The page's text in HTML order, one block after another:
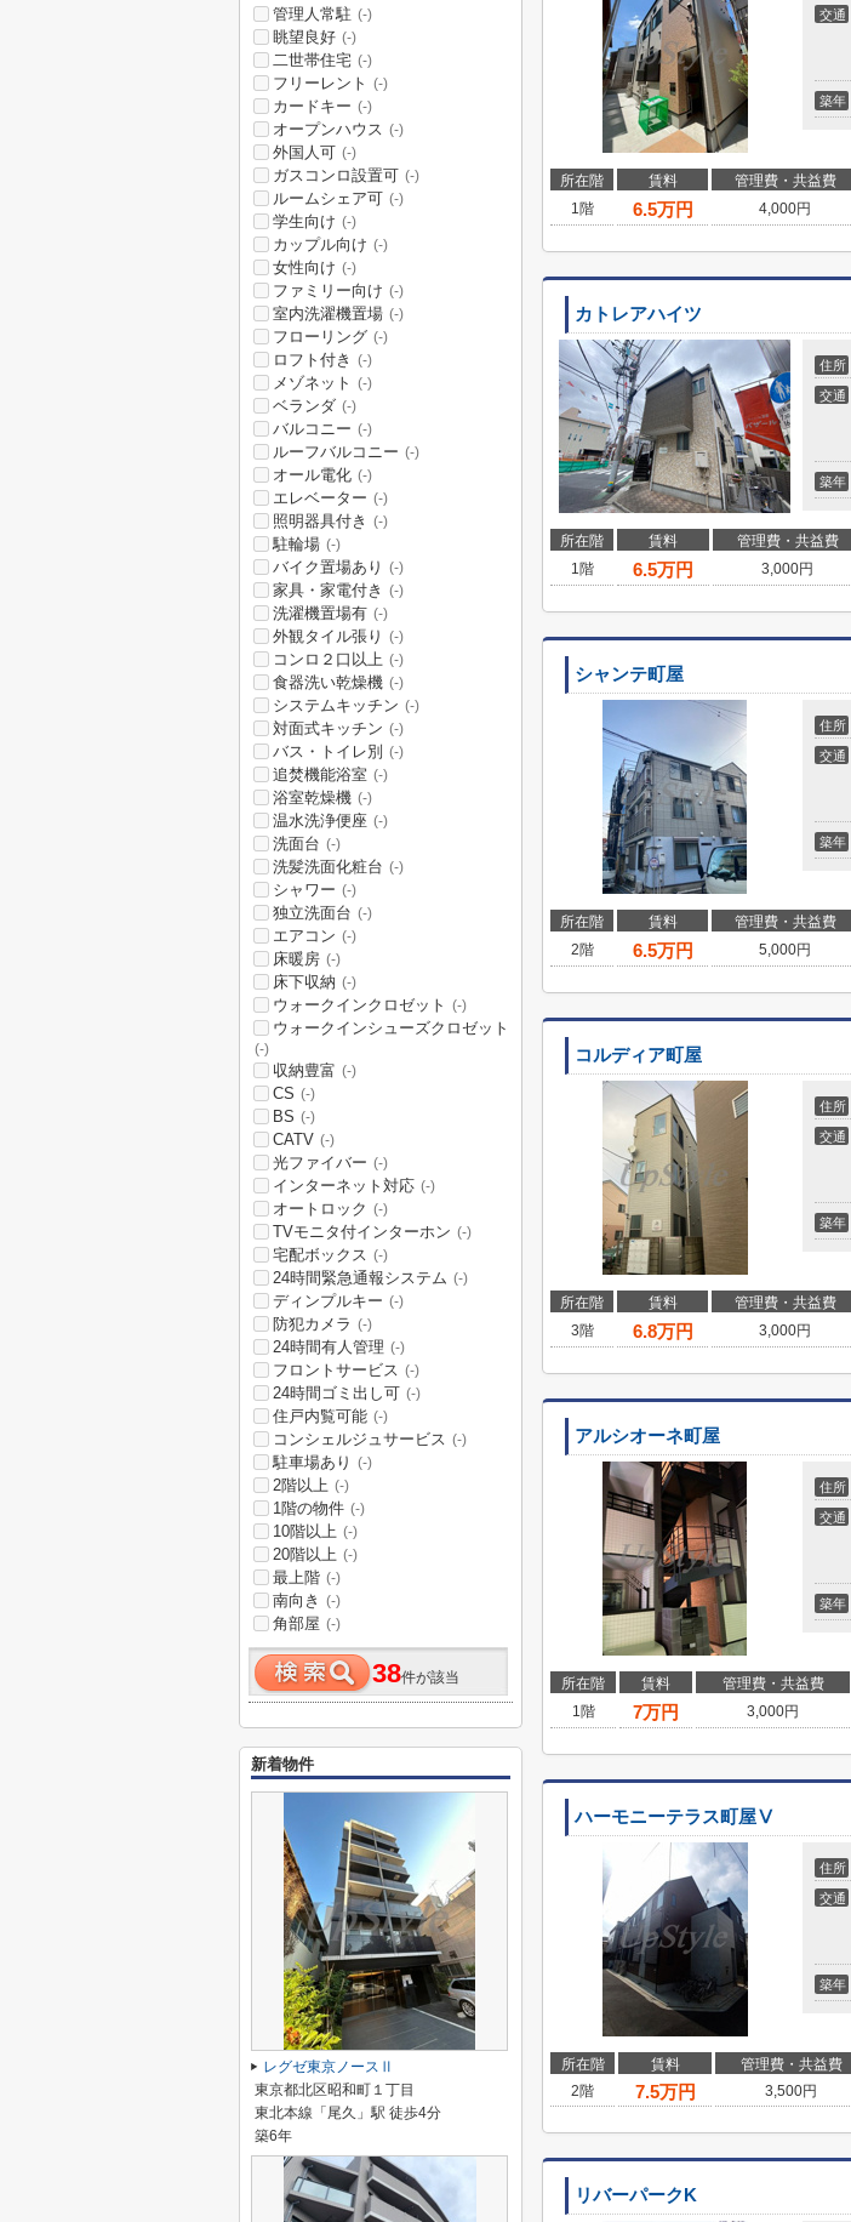
交通
築年
所在階 賃料 管理費・共益費
1階
6.5万円 4,000円
カトレアハイツ
住所
交通
築年
所在階 賃料 管理費・共益費
1階
6.5万円 3,000円
シャンテ町屋
住所
交通
築年
所在階 賃料 管理費・共益費
2階
6.5万円 5,000円
コルディア町屋
住所
交通
築年
所在階 賃料 管理費・共益費
3階
6.8万円 3,000円
アルシオーネ町屋
住所
交通
築年
所在階 賃料 管理費・共益費
1階
7万円 3,000円
ハーモニーテラス町屋Ⅴ
住所
交通
築年
所在階 賃料 管理費・共益費
2階
7.5万円 3,500円
リバーパークK
管理人常駐 (-)
眺望良好 (-)
二世帯住宅 (-)
フリーレント (-)
カードキー (-)
オープンハウス (-)
外国人可 (-)
ガスコンロ設置可 (-)
ルームシェア可 (-)
学生向け (-)
カップル向け (-)
女性向け (-)
ファミリー向け (-)
室内洗濯機置場 (-)
フローリング (-)
ロフト付き (-)
メゾネット (-)
ベランダ (-)
バルコニー (-)
ルーフバルコニー (-)
オール電化 (-)
エレベーター (-)
照明器具付き (-)
駐輪場 (-)
バイク置場あり (-)
家具・家電付き (-)
洗濯機置場有 (-)
外観タイル張り (-)
コンロ２口以上 (-)
食器洗い乾燥機 (-)
システムキッチン (-)
対面式キッチン (-)
バス・トイレ別 (-)
追焚機能浴室 (-)
浴室乾燥機 (-)
温水洗浄便座 (-)
洗面台 (-)
洗髪洗面化粧台 (-)
シャワー (-)
独立洗面台 (-)
エアコン (-)
床暖房 (-)
床下収納 (-)
ウォークインクロゼット (-)
ウォークインシューズクロゼット
(-)
収納豊富 (-)
CS (-)
BS (-)
CATV (-)
光ファイバー (-)
インターネット対応 (-)
オートロック (-)
TVモニタ付インターホン (-)
宅配ボックス (-)
24時間緊急通報システム (-)
ディンプルキー (-)
防犯カメラ (-)
24時間有人管理 (-)
フロントサービス (-)
24時間ゴミ出し可 (-)
住戸内覧可能 (-)
コンシェルジュサービス (-)
駐車場あり (-)
2階以上 (-)
1階の物件 (-)
10階以上 (-)
20階以上 (-)
最上階 (-)
南向き (-)
角部屋 (-)
38件が該当
新着物件
レグゼ東京ノースⅡ
東京都北区昭和町１丁目
東北本線「尾久」駅 徒歩4分
築6年